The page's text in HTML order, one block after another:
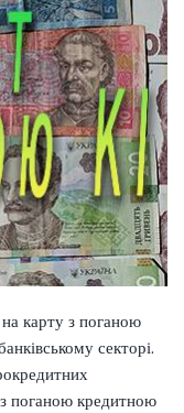
карту з поганою
секторі.
поганою кредитною